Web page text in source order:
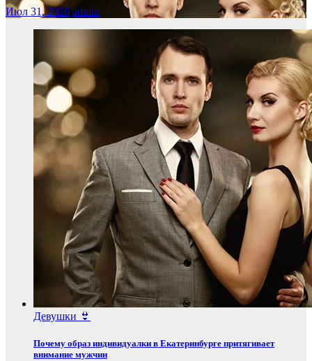
Июл 31, 2026 admin
Девушки 👙
Почему образ индивидуалки в Екатеринбурге притягивает
внимание мужчин